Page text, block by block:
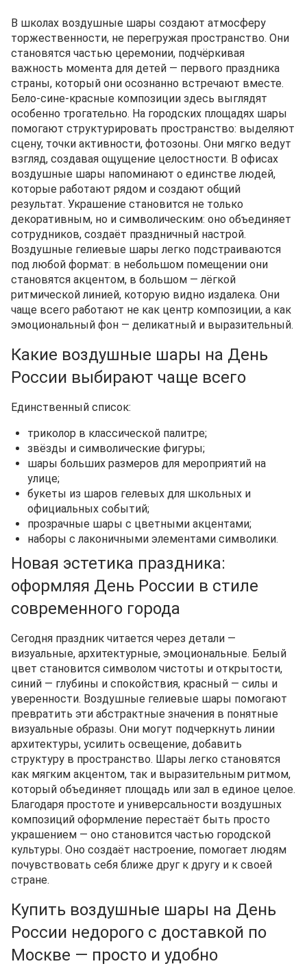
В школах воздушные шары создают атмосферу
торжественности, не перегружая пространство. Они
становятся частью церемонии, подчёркивая
важность момента для детей — первого праздника
страны, который они осознанно встречают вместе.
Бело-сине-красные композиции здесь выглядят
особенно трогательно. На городских площадях шары
помогают структурировать пространство: выделяют
сцену, точки активности, фотозоны. Они мягко ведут
взгляд, создавая ощущение целостности. В офисах
воздушные шары напоминают о единстве людей,
которые работают рядом и создают общий
результат. Украшение становится не только
декоративным, но и символическим: оно объединяет
сотрудников, создаёт праздничный настрой.
Воздушные гелиевые шары легко подстраиваются
под любой формат: в небольшом помещении они
становятся акцентом, в большом — лёгкой
ритмической линией, которую видно издалека. Они
чаще всего работают не как центр композиции, а как
эмоциональный фон — деликатный и выразительный.
Какие воздушные шары на День
России выбирают чаще всего
Единственный список:
триколор в классической палитре;
звёзды и символические фигуры;
шары больших размеров для мероприятий на
улице;
букеты из шаров гелевых для школьных и
официальных событий;
прозрачные шары с цветными акцентами;
наборы с лаконичными элементами символики.
Новая эстетика праздника:
оформляя День России в стиле
современного города
Сегодня праздник читается через детали —
визуальные, архитектурные, эмоциональные. Белый
цвет становится символом чистоты и открытости,
синий — глубины и спокойствия, красный — силы и
уверенности. Воздушные гелиевые шары помогают
превратить эти абстрактные значения в понятные
визуальные образы. Они могут подчеркнуть линии
архитектуры, усилить освещение, добавить
структуру в пространство. Шары легко становятся
как мягким акцентом, так и выразительным ритмом,
который объединяет площадь или зал в единое целое.
Благодаря простоте и универсальности воздушных
композиций оформление перестаёт быть просто
украшением — оно становится частью городской
культуры. Оно создаёт настроение, помогает людям
почувствовать себя ближе друг к другу и к своей
стране.
Купить воздушные шары на День
России недорого с доставкой по
Москве — просто и удобно